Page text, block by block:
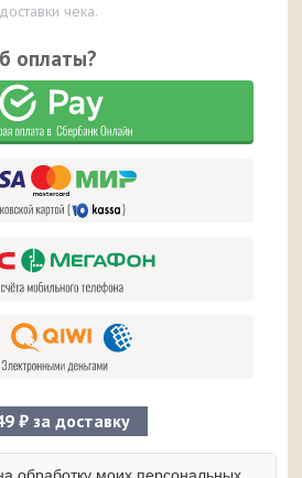
чека.
оплаты?
₽ за доставку